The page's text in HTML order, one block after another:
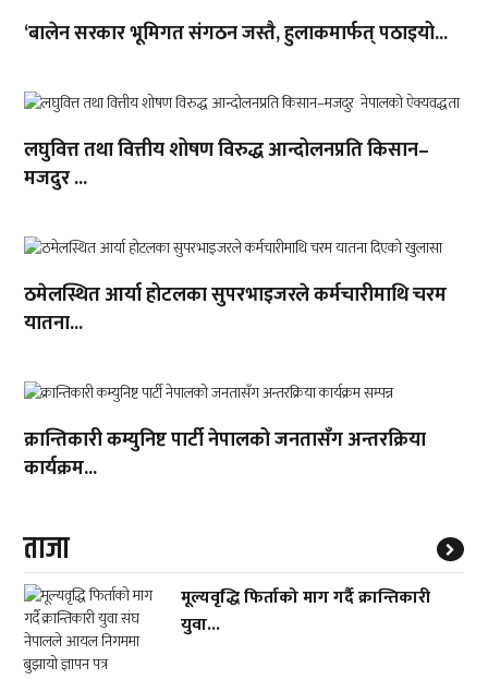
‘बालेन सरकार भूमिगत संगठन जस्तै, हुलाकमार्फत् पठाइयो...
लघुवित्त तथा वित्तीय शोषण विरुद्ध आन्दोलनप्रति किसान–
मजदुर ...
ठमेलस्थित आर्या होटलका सुपरभाइजरले कर्मचारीमाथि चरम
यातना...
क्रान्तिकारी कम्युनिष्ट पार्टी नेपालको जनतासँग अन्तरक्रिया
कार्यक्रम...
ताजा
मूल्यवृद्धि फिर्ताको माग गर्दै क्रान्तिकारी
युवा...